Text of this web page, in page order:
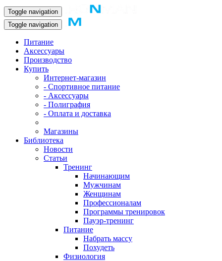
Toggle navigation
Toggle navigation
Питание
Аксессуары
Производство
Купить
Интернет-магазин
- Спортивное питание
- Аксессуары
- Полиграфия
- Оплата и доставка
Магазины
Библиотека
Новости
Статьи
Тренинг
Начинающим
Мужчинам
Женщинам
Профессионалам
Программы тренировок
Пауэр-тренинг
Питание
Набрать массу
Похудеть
Физиология